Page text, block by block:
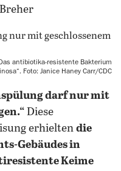
antibiotika-resistente Bakterium
Foto: Janice Haney Carr/CDC
darf nur mit
Diese
erhielten die
Gebäudes in
Keime